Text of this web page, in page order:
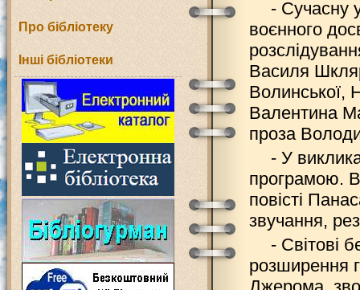
Про бібліотеку
Інші бібліотеки
- Сучасну
воєнного
Василя
Волинської,
Валентина
проза
- У
програмою.
повісті
звучання,
- Світові
розширення